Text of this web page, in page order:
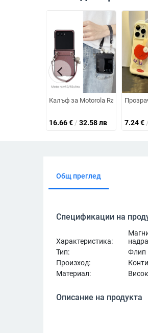
Калъф за Motorola Razr 50/60 с
16.66€ / 32.58 лв 7.24€ /
chevron_left
Общ преглед
Спецификации на
Характеристика:
Тип:
Флип
Произход:
Материал:
Описание на продукта